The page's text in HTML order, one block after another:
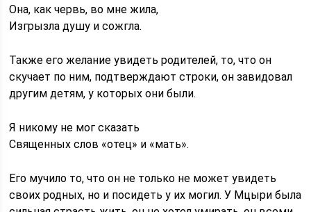
Она, как червь, во мне жила,
Изгрызла душу и сожгла.
Также его желание увидеть родителей, то, что он
скучает по ним, подтверждают строки, он завидовал
другим детям, у которых они были.
Я никому не мог сказать
Священных слов «отец» и «мать».
Его мучило то, что он не только не может увидеть
своих родных, но и посидеть у их могил. У Мцыри была